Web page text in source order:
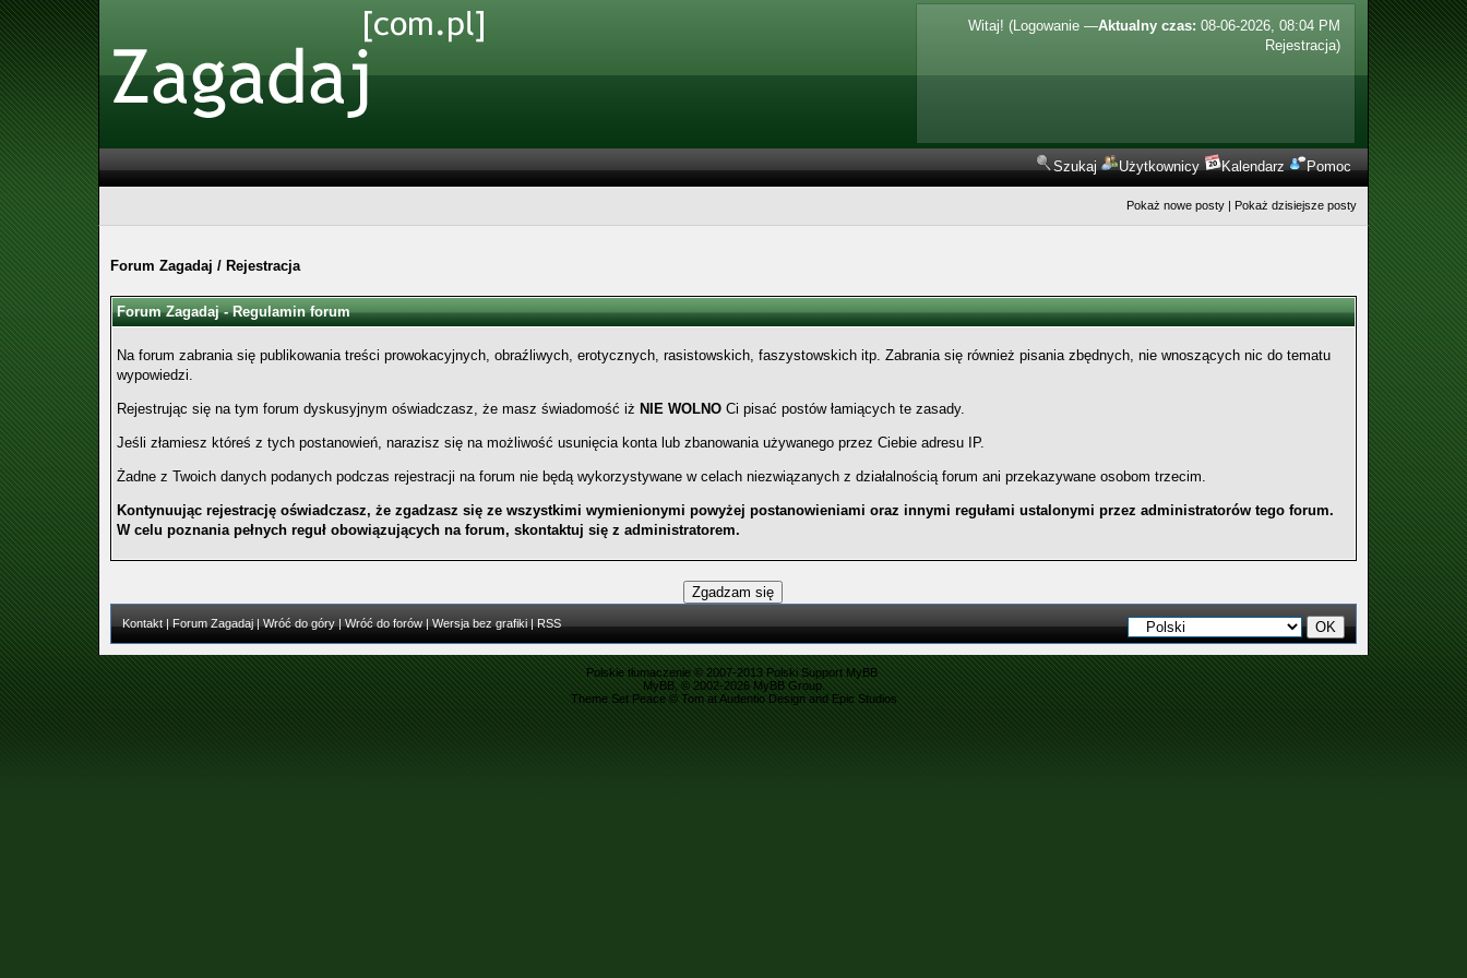
Aktualny czas: 08-06-2026, 08:04 PM
Witaj! (Logowanie —
Rejestracja)
Szukaj Użytkownicy Kalendarz Pomoc
Pokaż nowe posty | Pokaż dzisiejsze posty
Forum Zagadaj / Rejestracja
Forum Zagadaj - Regulamin forum
Na forum zabrania się publikowania treści prowokacyjnych, obraźliwych, erotycznych, rasistowskich, faszystowskich itp. Zabrania się również pisania zbędnych, nie wnoszących nic do tematu
wypowiedzi.
Rejestrując się na tym forum dyskusyjnym oświadczasz, że masz świadomość iż NIE WOLNOCi pisać postów łamiących te zasady.
Jeśli złamiesz któreś z tych postanowień, narazisz się na możliwość usunięcia konta lub zbanowania używanego przez Ciebie adresu IP.
Żadne z Twoich danych podanych podczas rejestracji na forum nie będą wykorzystywane w celach niezwiązanych z działalnością forum ani przekazywane osobom trzecim.
Kontynuując rejestrację oświadczasz, że zgadzasz się ze wszystkimi wymienionymi powyżej postanowieniami oraz innymi regułami ustalonymi przez administratorów tego forum.
W celu poznania pełnych reguł obowiązujących na forum, skontaktuj się z administratorem.
Kontakt| Forum Zagadaj| Wróć do góry| Wróć do forów| Wersja bez grafiki| RSS
Polskie tłumaczenie © 2007-2013Polski Support MyBB
MyBB, © 2002-2026MyBB Group.
Theme Set Peace ©TomatAudentio DesignandEpic Studios